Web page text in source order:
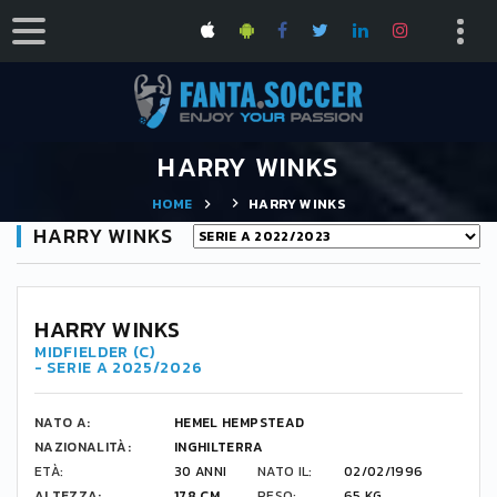
HARRY WINKS
HOME HARRY WINKS
HARRY WINKS
HARRY WINKS
MIDFIELDER (C)
- SERIE A 2025/2026
NATO A:
HEMEL HEMPSTEAD
NAZIONALITÀ:
INGHILTERRA
ETÀ:
30 ANNI NATO IL:
02/02/1996